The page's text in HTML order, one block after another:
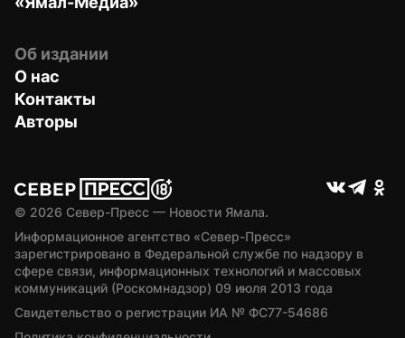
Об издании
О нас
Контакты
Авторы
© 2026 Север-Пресс — Новости Ямала.
Информационное агентство «Север-Пресс»
зарегистрировано в Федеральной службе по надзору в
сфере связи, информационных технологий и массовых
коммуникаций (Роскомнадзор) 09 июля 2013 года
Свидетельство о регистрации ИА № ФС77-54686